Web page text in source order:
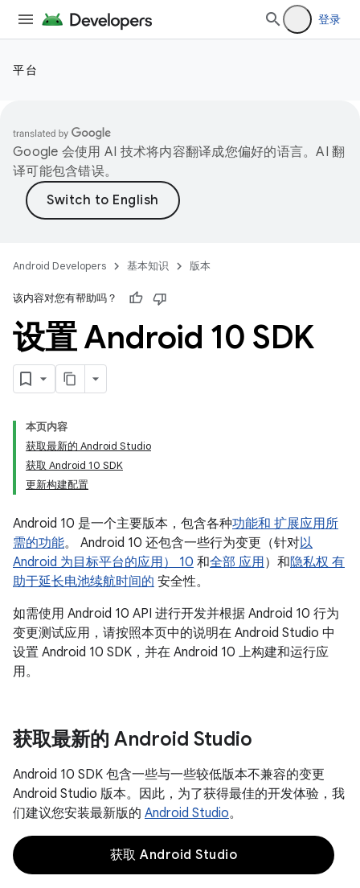
登录
平台
Google 会使用 AI 技术将内容翻译成您偏好的语言。AI 翻
译可能包含错误。
Android Developers 基本知识 版本
该内容对您有帮助吗？
设置 Android 10 SDK
本页内容
获取最新的 Android Studio
获取 Android 10 SDK
更新构建配置
Android 10 是一个主要版本，包含各种功能和 扩展应用所
需的功能。 Android 10 还包含一些行为变更（针对以
Android 为目标平台的应用） 10 和全部 应用）和隐私权 有
助于延长电池续航时间的 安全性。
如需使用 Android 10 API 进行开发并根据 Android 10 行为
变更测试应用，请按照本页中的说明在 Android Studio 中
设置 Android 10 SDK，并在 Android 10 上构建和运行应
用。
获取最新的 Android Studio
Android 10 SDK 包含一些与一些较低版本不兼容的变更
Android Studio 版本。因此，为了获得最佳的开发体验，我
们建议您安装最新版的 Android Studio。
获取 Android Studio